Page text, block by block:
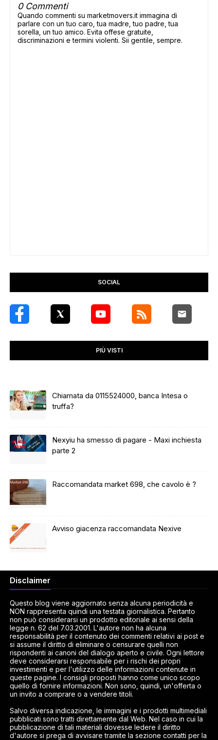
0 Commenti
Quando commenti su marketmovers.it immagina di
parlare con un tuo caro, tua madre, tuo padre, tua
sorella, un tuo amico. Evita offese gratuite,
discriminazioni e termini violenti. Sii gentile, sempre.
SOCIAL
PIÙ VISTI
Chiamata da 0115524000, banca Intesa o
truffa?
Nexyiu ha smesso di pagare - Maxi inchiesta
parte 2
Raccomandata market 698, che cavolo è ?
Avviso giacenza raccomandata Nexive
Disclaimer
Questo blog viene aggiornato senza alcuna periodicità e
NON rappresenta quindi una testata giornalistica. Pertanto
non può considerarsi un prodotto editoriale ai sensi della
legge n. 62 del 7.03.2001. L'autore non ha alcuna
responsabilità per il contenuto dei commenti relativi ai post e
si assume il diritto di eliminare o censurare quelli non
rispondenti ai canoni del dialogo aperto e civile. Ogni lettore
deve considerarsi responsabile per i rischi dei propri
investimenti e per l'utilizzo delle informazioni contenute in
queste pagine. I consigli proposti hanno come unico scopo
quello di fornire informazioni. Non sono, quindi, un'offerta o
un invito a comprare o a vendere titoli.
Salvo diversa indicazione, le immagini e i prodotti multimediali
pubblicati sono tratti direttamente dal Web. Nel caso in cui la
pubblicazione di tali materiali dovesse ledere il diritto
d'autore si prega di avvisare tramite la sezione contatti per la